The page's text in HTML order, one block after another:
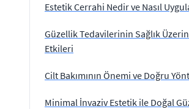
Estetik Cerrahi Nedir ve Nasıl
Güzellik Tedavilerinin Sağlık
Etkileri
Cilt Bakımının Önemi ve Doğru
Minimal İnvaziv Estetik ile Doğal